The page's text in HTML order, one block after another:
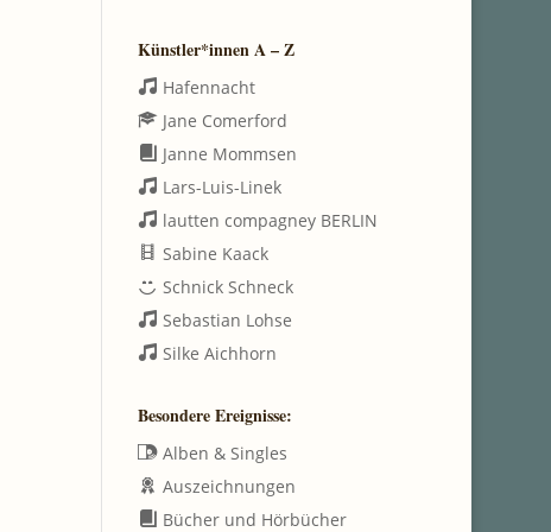
Künstler*innen A – Z
Hafennacht
Jane Comerford
Janne Mommsen
Lars-Luis-Linek
lautten compagney BERLIN
Sabine Kaack
Schnick Schneck
Sebastian Lohse
Silke Aichhorn
Besondere Ereignisse:
Alben & Singles
Auszeichnungen
Bücher und Hörbücher